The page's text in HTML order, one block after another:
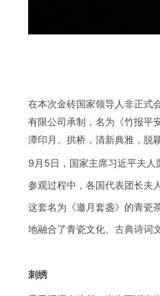
在本次金砖国家领导人非正式
有限公司承制，名为《竹报平
潭印月、拱桥，清新典雅，脱
9月5日，国家主席习近平夫
参观过程中，各国代表团长夫
这套名为《邀月套盏》的青瓷
地融合了青瓷文化、古典诗词
刺绣